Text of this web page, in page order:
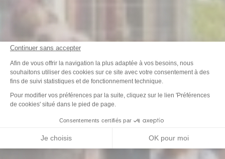
Continuer sans accepter
Plateforme de Gestion du
Afin de vous offrir la navigation la plus adaptée à vos besoins, nous
souhaitons utiliser des cookies sur ce site avec votre consentement à des
fins de suivi statistiques et de fonctionnement technique.
Pour modifier vos préférences par la suite, cliquez sur le lien 'Préférences
de cookies' situé dans le pied de page.
Consentements certifiés par
Je choisis OK pour moi
Axeptio consent